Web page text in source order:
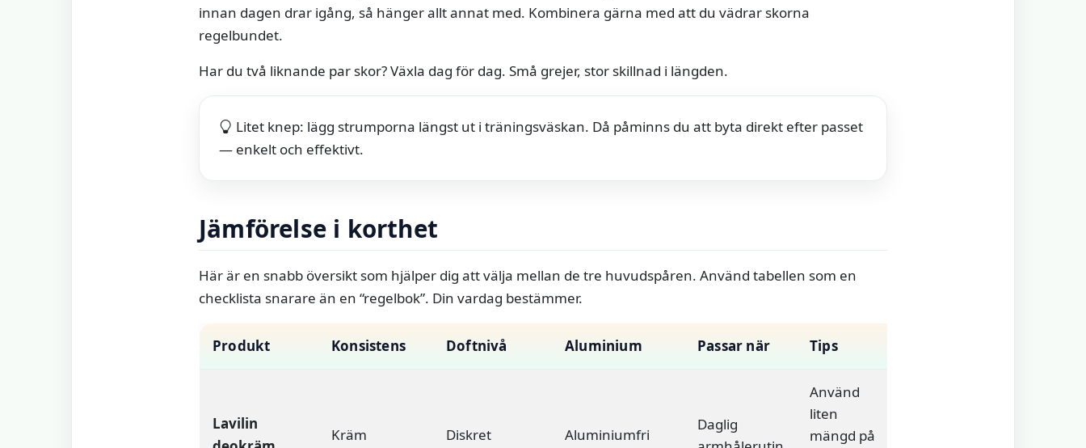
innan dagen drar igång, så hänger allt annat med. Kombinera gärna med att du vädrar skorna
regelbundet.
Har du två liknande par skor? Växla dag för dag. Små grejer, stor skillnad i längden.
Litet knep: lägg strumporna längst ut i träningsväskan. Då påminns du att byta direkt efter passet
— enkelt och effektivt.
Jämförelse i korthet
Här är en snabb översikt som hjälper dig att välja mellan de tre huvudspåren. Använd tabellen som en
checklista snarare än en “regelbok”. Din vardag bestämmer.
Produkt Konsistens Doftnivå Aluminium Passar när Tips
Lavilin
Kräm Diskret Aluminiumfri
Daglig
Använd
liten
mängd på